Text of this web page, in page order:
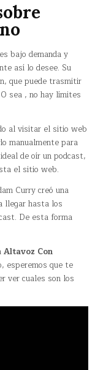
bajo demanda y
así lo desee. Su
que puede trasmitir
sea , no hay límites
al visitar el sitio web
manualmente para
de oír un podcast,
el sitio web.
Curry creó una
llegar hasta los
De esta forma
Altavoz Con
esperemos que te
ver cuales son los